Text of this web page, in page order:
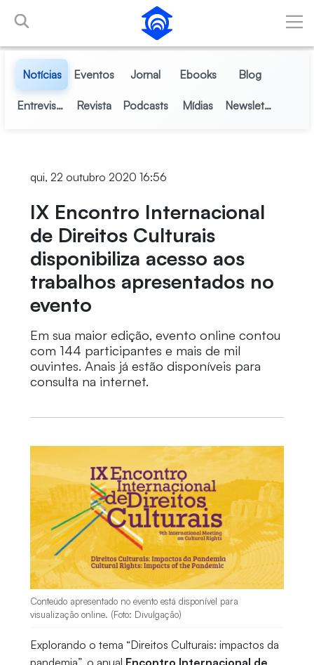
Pular para o Conteúdo principal
Notícias Eventos Jornal Ebooks Blog
Entrevistas Revista Podcasts Mídias Newsletter
qui, 22 outubro 2020 16:56
IX Encontro Internacional
de Direitos Culturais
disponibiliza acesso aos
trabalhos apresentados no
evento
Em sua maior edição, evento online contou
com 144 participantes e mais de mil
ouvintes. Anais já estão disponíveis para
consulta na internet.
Conteúdo apresentado no evento está disponível para
visualização online. (Foto: Divulgação)
Explorando o tema “Direitos Culturais: impactos da